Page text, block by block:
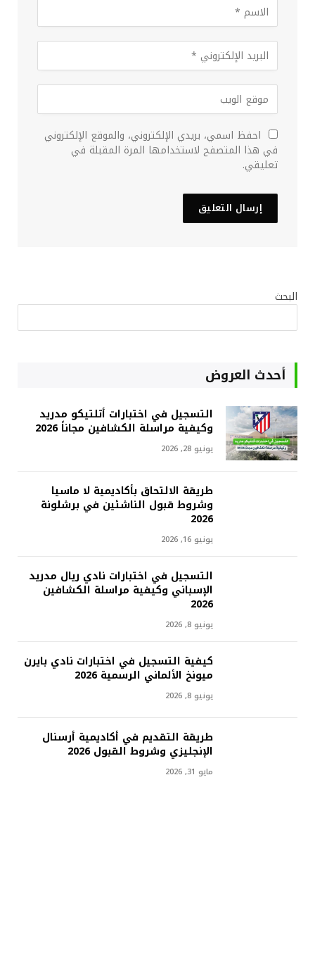
احفظ اسمي، بريدي الإلكتروني، والموقع الإلكتروني
في هذا المتصفح لاستخدامها المرة المقبلة في
تعليقي.
البحث
أحدث العروض
التسجيل في اختبارات أتلتيكو مدريد
وكيفية مراسلة الكشافين مجاناً 2026
يونيو 28, 2026
طريقة الالتحاق بأكاديمية لا ماسيا
وشروط قبول الناشئين في برشلونة
2026
يونيو 16, 2026
التسجيل في اختبارات نادي ريال مدريد
الإسباني وكيفية مراسلة الكشافين
2026
يونيو 8, 2026
كيفية التسجيل في اختبارات نادي بايرن
ميونخ الألماني الرسمية 2026
يونيو 8, 2026
طريقة التقديم في أكاديمية أرسنال
الإنجليزي وشروط القبول 2026
مايو 31, 2026